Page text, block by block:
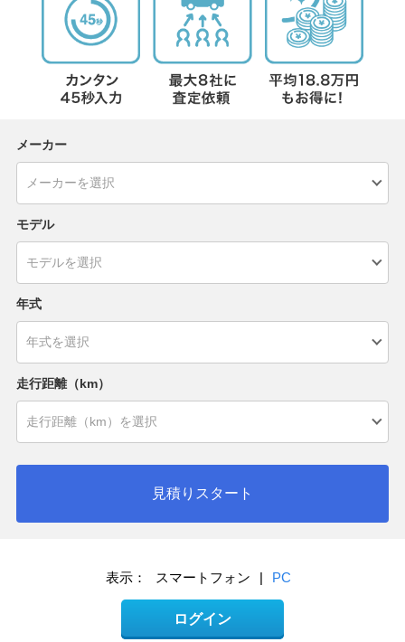
メーカー
モデル
年式
走行距離（km）
見積りスタート
表示： スマートフォン | PC
ログイン